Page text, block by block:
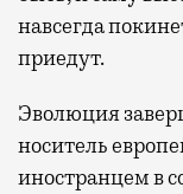
навсегда
приедут.
Эволюция
носитель
иностранцем в